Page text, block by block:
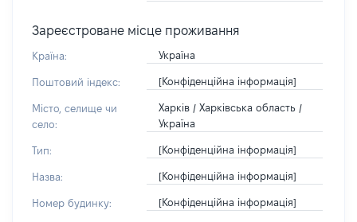
Зареєстроване місце проживання
Країна: Україна
Поштовий індекс: [Конфіденційна інформація]
Місто, селище чи
село:
Харків / Харківська область /
Україна
Тип: [Конфіденційна інформація]
Назва: [Конфіденційна інформація]
Номер будинку: [Конфіденційна інформація]